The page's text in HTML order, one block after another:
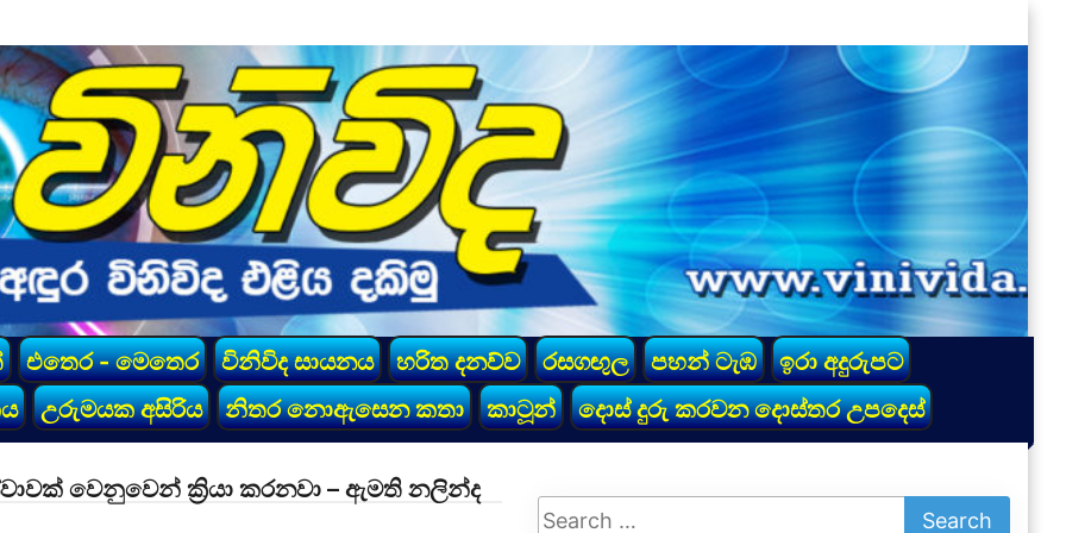
එතෙර - මෙතෙර විනිවිද සායනය හරිත දනව්ව රසගඟුල පහන් ටැඹ
ඉරා අදුරුපට
උරුමයක අසිරිය නිතර නොඇසෙන කතා කාටූන් දොස් දුරු කරවන දොස්තර උපදෙස්
වෙනුවෙන් ක්‍රියා කරනවා – ඇමති නලින්ද